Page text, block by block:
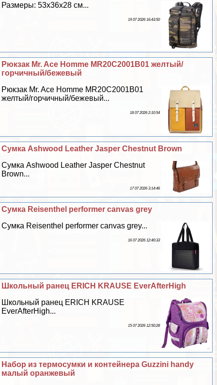
Размеры: 53х36х28 см...
19 07 2026 16:43:50
Рюкзак Mr. Ace Homme MR20C2001B01 желтый/
горчичный/бежевый
Рюкзак Mr. Ace Homme MR20C2001B01
желтый/горчичный/бежевый...
18 07 2026 2:10:54
Сумка Ashwood Leather Jasper Chestnut Brown
Сумка Ashwood Leather Jasper Chestnut
Brown...
17 07 2026 3:14:46
Сумка Reisenthel performer canvas grey
Сумка Reisenthel performer canvas grey...
16 07 2026 12:40:33
Школьный ранец ERICH KRAUSE EverAfterHigh
Школьный ранец ERICH KRAUSE
EverAfterHigh...
15 07 2026 12:50:28
Набор из термосумки и контейнера Guzzini handy
малый оранжевый